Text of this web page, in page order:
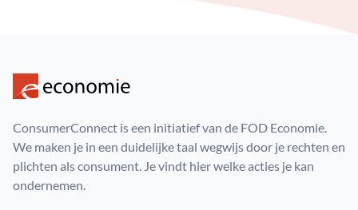
ConsumerConnect is een initiatief van de FOD Economie.
We maken je in een duidelijke taal wegwijs door je rechten en
plichten als consument. Je vindt hier welke acties je kan
ondernemen.